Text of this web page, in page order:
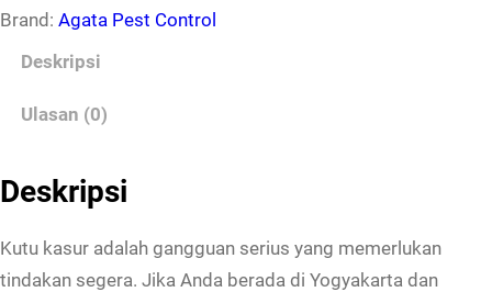
s
n
n
P
Brand: Agata Pest Control
Deskripsi
Ulasan (0)
Deskripsi
Kutu kasur adalah gangguan serius yang memerlukan
tindakan segera. Jika Anda berada di Yogyakarta dan